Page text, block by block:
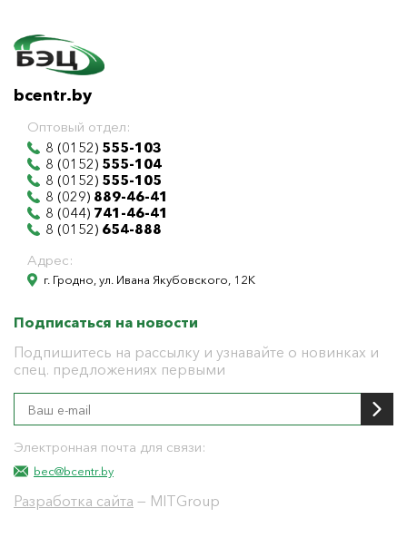
bcentr.by
Оптовый отдел:
8 (0152) 555-103
8 (0152) 555-104
8 (0152) 555-105
8 (029) 889-46-41
8 (044) 741-46-41
8 (0152) 654-888
Адрес:
г. Гродно, ул. Ивана Якубовского, 12К
Подписаться на новости
Подпишитесь на рассылку и узнавайте о новинках и
спец. предложениях первыми
Электронная почта для связи:
bec@bcentr.by
Разработка сайта — MITGroup